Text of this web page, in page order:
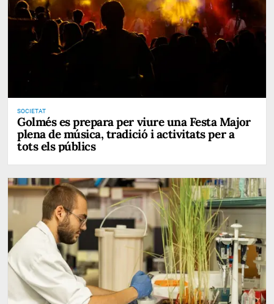
SOCIETAT
Golmés es prepara per viure una Festa Major
plena de música, tradició i activitats per a
tots els públics